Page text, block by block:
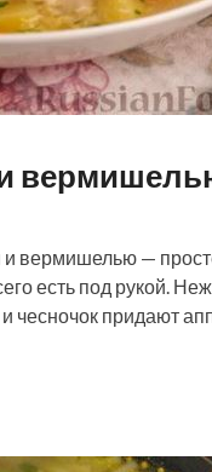
вермишелью —
есть под рукой.
чесночок придают